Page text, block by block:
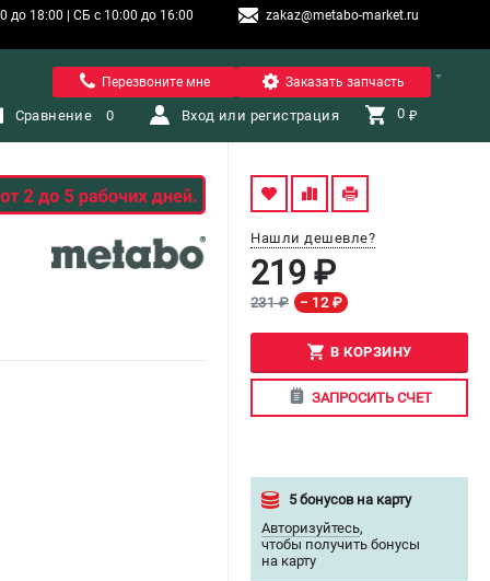
до 18:00 | СБ с 10:00 до 16:00 zakaz@metabo-market.ru
Санкт-Петербург
Перезвоните мне Заказать запчасть
Сравнение 0 Вход или регистрация 0 ₽
Нашли дешевле?
219 ₽
231 ₽ − 12 ₽
В КОРЗИНУ
ЗАПРОСИТЬ СЧЕТ
5 бонусов на карту
Авторизуйтесь,
чтобы получить бонусы
на карту